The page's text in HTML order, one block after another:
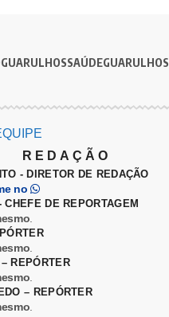
GUARULHOSSAÚDEGUARULHOS
REDAÇÃO
- DIRETOR DE REDAÇÃO
no
DE REPORTAGEM
REPÓRTER
– REPÓRTER